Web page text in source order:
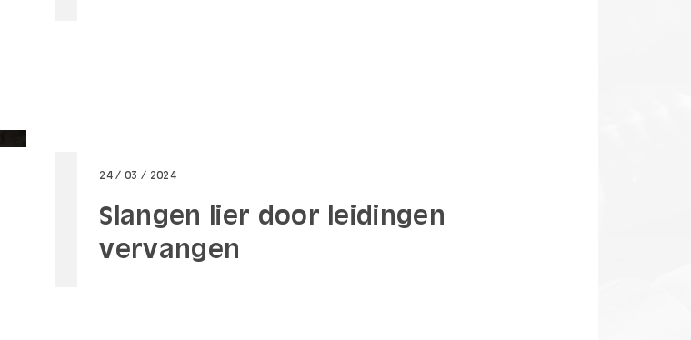
24 / 03 / 2024
Slangen lier door leidingen
vervangen